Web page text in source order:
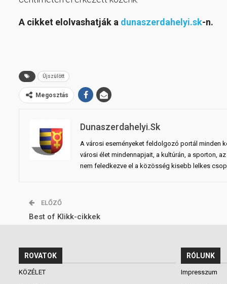
A cikket elolvashatják a dunaszerdahelyi.sk-n.
Újszülött
Megosztás
Dunaszerdahelyi.sk
A városi eseményeket feldolgozó portál minden
városi élet mindennapjait, a kultúrán, a sporton,
nem feledkezve el a közösség kisebb lelkes
ELŐZŐ
Best of Klikk-cikkek
ROVATOK
KÖZÉLET
RÓLUNK
Impresszum